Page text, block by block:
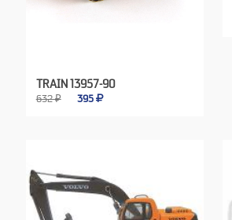
TRAIN 13957-90
632 ₽ 395